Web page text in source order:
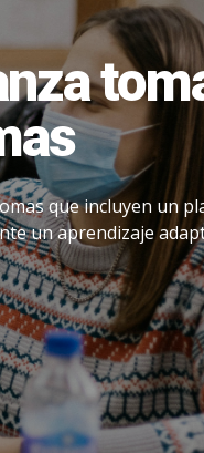
que incluyen un
un aprendizaje